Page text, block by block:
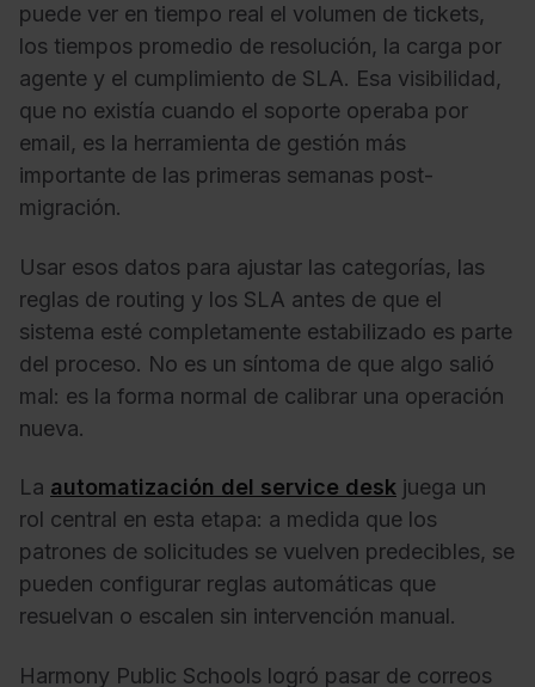
puede ver en tiempo real el volumen de tickets,
los tiempos promedio de resolución, la carga por
agente y el cumplimiento de SLA. Esa visibilidad,
que no existía cuando el soporte operaba por
email, es la herramienta de gestión más
importante de las primeras semanas post-
migración.
Usar esos datos para ajustar las categorías, las
reglas de routing y los SLA antes de que el
sistema esté completamente estabilizado es parte
del proceso. No es un síntoma de que algo salió
mal: es la forma normal de calibrar una operación
nueva.
La automatización del service desk juega un
rol central en esta etapa: a medida que los
patrones de solicitudes se vuelven predecibles, se
pueden configurar reglas automáticas que
resuelvan o escalen sin intervención manual.
Harmony Public Schools logró pasar de correos